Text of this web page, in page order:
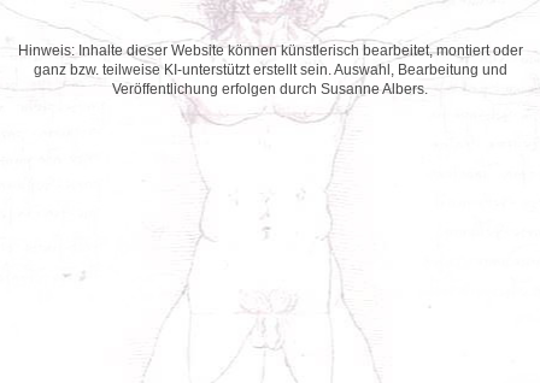
Hinweis: Inhalte dieser Website können künstlerisch bearbeitet, montiert oder
ganz bzw. teilweise KI-unterstützt erstellt sein. Auswahl, Bearbeitung und
Veröffentlichung erfolgen durch Susanne Albers.